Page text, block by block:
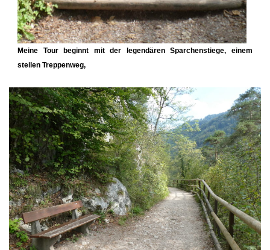
Meine Tour beginnt mit der legendärenSparchenstiege, einem
steilen Treppenweg,